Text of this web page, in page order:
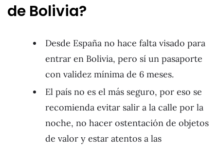
de Bolivia?
Desde España no hace falta visado para
entrar en Bolivia, pero sí un pasaporte
con validez mínima de 6 meses.
El país no es el más seguro, por eso se
recomienda evitar salir a la calle por la
noche, no hacer ostentación de objetos
de valor y estar atentos a las